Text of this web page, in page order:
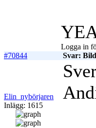
Logga in
#70844
Svar:
Elin_nybörjaren
Inlägg: 1615